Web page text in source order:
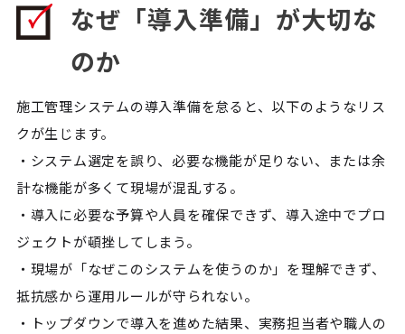
なぜ「導入準備」が大切な
のか
施工管理システムの導入準備を怠ると、以下のようなリス
クが生じます。
・システム選定を誤り、必要な機能が足りない、または余
計な機能が多くて現場が混乱する。
・導入に必要な予算や人員を確保できず、導入途中でプロ
ジェクトが頓挫してしまう。
・現場が「なぜこのシステムを使うのか」を理解できず、
抵抗感から運用ルールが守られない。
・トップダウンで導入を進めた結果、実務担当者や職人の